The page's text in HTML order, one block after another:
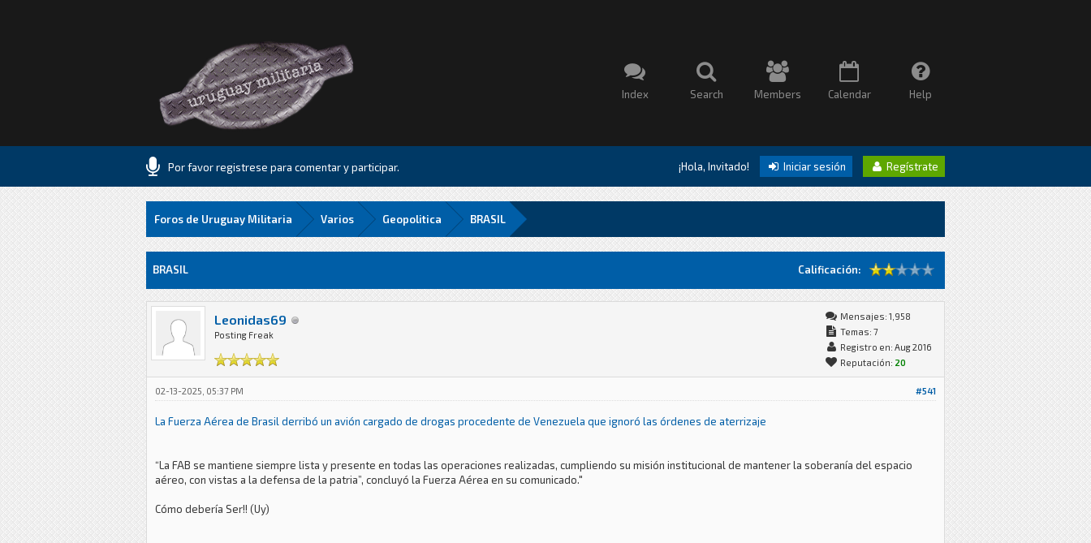
Index Search Members Calendar Help
Por favor registrese para comentar y participar. ¡Hola, Invitado! Iniciar sesión Regístrate
Foros de Uruguay Militaria Varios Geopolitica BRASIL
Calificación:
5 voto(s) - 1.8 Media
1
2
3
4
5 BRASIL
Leonidas69
Posting Freak
Mensajes: 1,958
Temas: 7
Registro en: Aug 2016
Reputación: 20
#541
02-13-2025, 05:37 PM
La Fuerza Aérea de Brasil derribó un avión cargado de drogas procedente de Venezuela que ignoró las órdenes de aterrizaje
“La FAB se mantiene siempre lista y presente en todas las operaciones realizadas, cumpliendo su misión institucional de mantener la soberanía del espacio
aéreo, con vistas a la defensa de la patria”, concluyó la Fuerza Aérea en su comunicado."
Cómo debería Ser!! (Uy)